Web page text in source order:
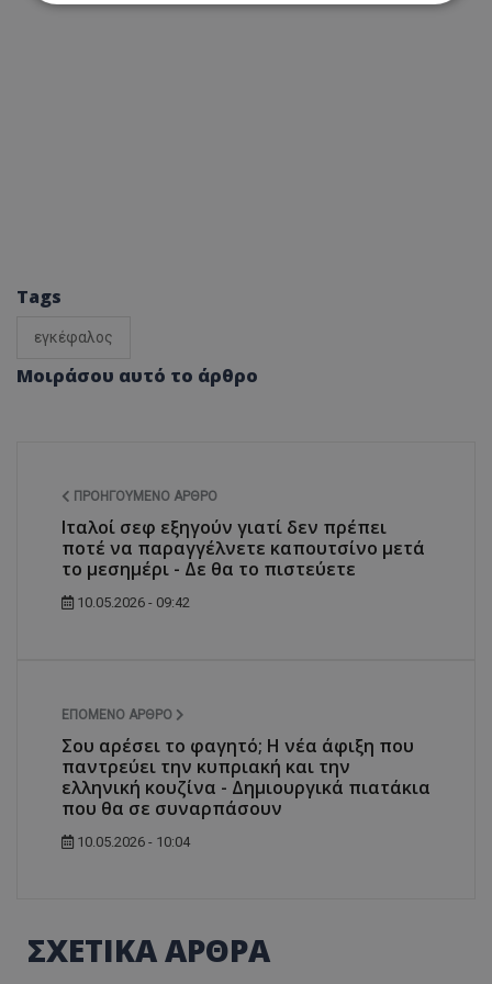
Tags
εγκέφαλος
Μοιράσου αυτό το άρθρο
ΠΡΟΗΓΟΎΜΕΝΟ ΆΡΘΡΟ
Ιταλοί σεφ εξηγούν γιατί δεν πρέπει
ποτέ να παραγγέλνετε καπουτσίνο μετά
το μεσημέρι - Δε θα το πιστεύετε
10.05.2026 - 09:42
ΕΠΌΜΕΝΟ ΆΡΘΡΟ
Σου αρέσει το φαγητό; Η νέα άφιξη που
παντρεύει την κυπριακή και την
ελληνική κουζίνα - Δημιουργικά πιατάκια
που θα σε συναρπάσουν
10.05.2026 - 10:04
ΣΧΕΤΙΚΑ ΑΡΘΡΑ
ASP.NET_SessionId
Microsoft Corporation